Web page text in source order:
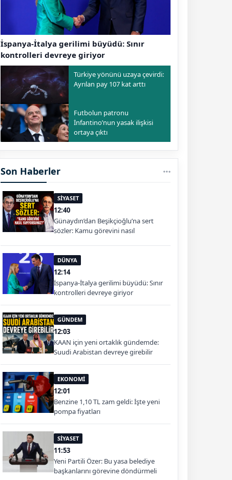
İspanya-İtalya gerilimi büyüdü: Sınır
kontrolleri devreye giriyor
Türkiye yönünü uzaya çevirdi:
Ayrılan pay 107 kat arttı
Futbolun patronu
İnfantino’nun yasak ilişkisi
ortaya çıktı
Son Haberler
SİYASET
12:40
Günaydın’dan Beşikçioğlu’na sert
sözler: Kamu görevini nasıl
DÜNYA
12:14
İspanya-İtalya gerilimi büyüdü: Sınır
kontrolleri devreye giriyor
GÜNDEM
12:03
KAAN için yeni ortaklık gündemde:
Suudi Arabistan devreye girebilir
EKONOMİ
12:01
Benzine 1,10 TL zam geldi: İşte yeni
pompa fiyatları
SİYASET
11:53
Yeni Partili Özer: Bu yasa belediye
başkanlarını görevine döndürmeli